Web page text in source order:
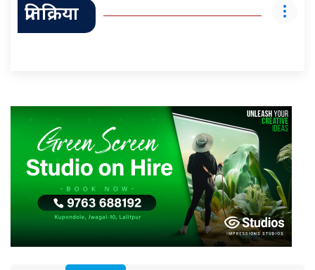
प्रतिक्रिया